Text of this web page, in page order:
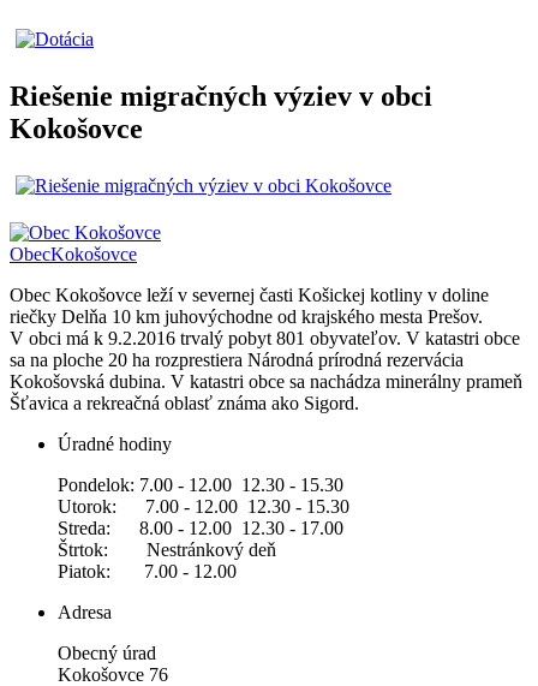
Riešenie migračných výziev v obci
Kokošovce
ObecKokošovce
Obec Kokošovce leží v severnej časti Košickej kotliny v doline
riečky Delňa 10 km juhovýchodne od krajského mesta Prešov.
V obci má k 9.2.2016 trvalý pobyt 801 obyvateľov. V katastri obce
sa na ploche 20 ha rozprestiera Národná prírodná rezervácia
Kokošovská dubina. V katastri obce sa nachádza minerálny prameň
Šťavica a rekreačná oblasť známa ako Sigord.
Úradné hodiny
Pondelok: 7.00 - 12.00 12.30 - 15.30
Utorok: 7.00 - 12.00 12.30 - 15.30
Streda: 8.00 - 12.00 12.30 - 17.00
Štrtok: Nestránkový deň
Piatok: 7.00 - 12.00
Adresa
Obecný úrad
Kokošovce 76